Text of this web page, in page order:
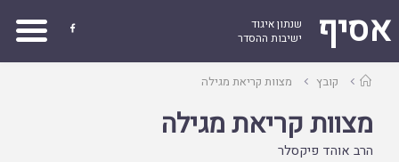
אסיף
שנתון איגוד
ישיבות ההסדר

עמודקובץ מצוות קריאת מגילה
מצוות קריאת מגילה
הרב אוהד פיקסלר